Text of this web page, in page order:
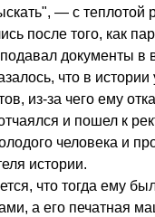
— с теплотой
после того, как
подавал документы
что в
из-за чего ему
и пошел к
человека и
истории.
что тогда ему
а его печатная